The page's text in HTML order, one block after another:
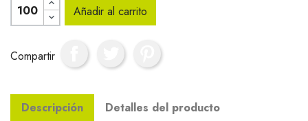
Añadir al carrito
Compartir
Descripción Detalles del producto